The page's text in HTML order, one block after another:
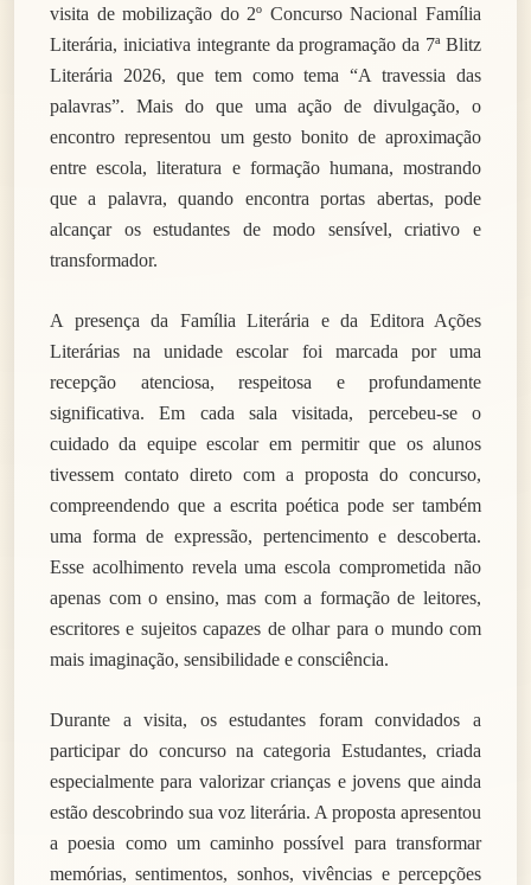
visita de mobilização do 2º Concurso Nacional Família
Literária, iniciativa integrante da programação da 7ª Blitz
Literária 2026, que tem como tema “A travessia das
palavras”. Mais do que uma ação de divulgação, o
encontro representou um gesto bonito de aproximação
entre escola, literatura e formação humana, mostrando
que a palavra, quando encontra portas abertas, pode
alcançar os estudantes de modo sensível, criativo e
transformador.
A presença da Família Literária e da Editora Ações
Literárias na unidade escolar foi marcada por uma
recepção atenciosa, respeitosa e profundamente
significativa. Em cada sala visitada, percebeu-se o
cuidado da equipe escolar em permitir que os alunos
tivessem contato direto com a proposta do concurso,
compreendendo que a escrita poética pode ser também
uma forma de expressão, pertencimento e descoberta.
Esse acolhimento revela uma escola comprometida não
apenas com o ensino, mas com a formação de leitores,
escritores e sujeitos capazes de olhar para o mundo com
mais imaginação, sensibilidade e consciência.
Durante a visita, os estudantes foram convidados a
participar do concurso na categoria Estudantes, criada
especialmente para valorizar crianças e jovens que ainda
estão descobrindo sua voz literária. A proposta apresentou
a poesia como um caminho possível para transformar
memórias, sentimentos, sonhos, vivências e percepções